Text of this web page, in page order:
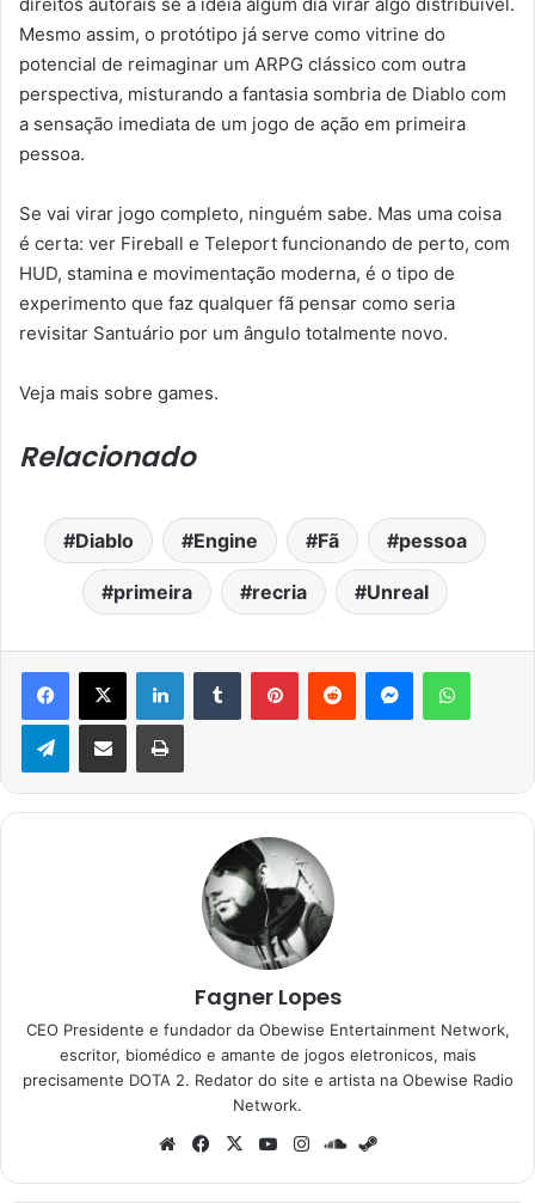
Mesmo assim, o protótipo já serve como vitrine do
potencial de reimaginar um ARPG clássico com outra
perspectiva, misturando a fantasia sombria de Diablo com
a sensação imediata de um jogo de ação em primeira
pessoa.
Se vai virar jogo completo, ninguém sabe. Mas uma coisa
é certa: ver Fireball e Teleport funcionando de perto, com
HUD, stamina e movimentação moderna, é o tipo de
experimento que faz qualquer fã pensar como seria
revisitar Santuário por um ângulo totalmente novo.
Veja mais sobre games.
Relacionado
Diablo Engine Fã pessoa
primeira recria Unreal
Facebook
X LinkedinTumblr PinterestReddit Messenger
TelegramCompartilhar via e-mail Imprimir
Fagner Lopes
CEO Presidente e fundador da Obewise Entertainment Network,
escritor, biomédico e amante de jogos eletronicos, mais
precisamente DOTA 2. Redator do site e artista na Obewise Radio
Network.
WebsiteFacebook
X YouTubeInstagramSoundCloud